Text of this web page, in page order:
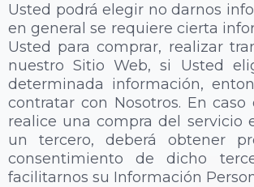
Usted podrá elegir no darnos
en general se requiere cierta
Usted para comprar, realizar
nuestro Sitio Web, si Usted
determinada información,
contratar con Nosotros. En caso
realice una compra del servicio
un tercero, deberá obtener
consentimiento de dicho
facilitarnos su Información